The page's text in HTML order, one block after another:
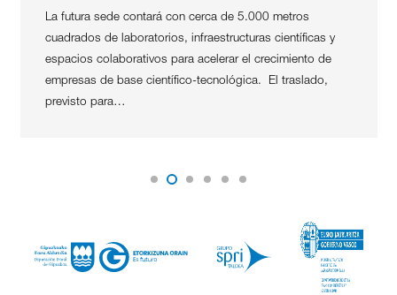
La futura sede contará con cerca de 5.000 metros
cuadrados de laboratorios, infraestructuras científicas y
espacios colaborativos para acelerar el crecimiento de
empresas de base científico-tecnológica. El traslado,
previsto para…